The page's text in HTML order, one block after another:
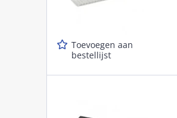
Toevoegen aan
bestellijst